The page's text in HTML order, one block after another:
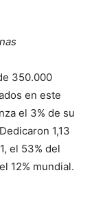
350.000
en este
el 3% de su
1,13
el 53% del
12% mundial.